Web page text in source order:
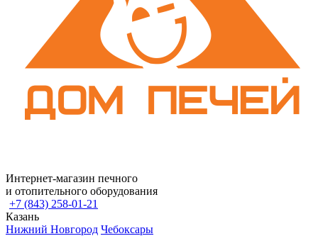
Интернет-магазин печного
и отопительного оборудования
+7 (843) 258-01-21
Казань
Нижний Новгород Чебоксары